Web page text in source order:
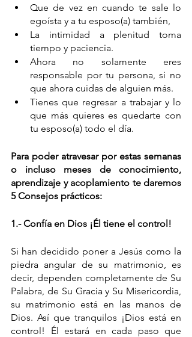
Que de vez en cuando te sale lo
egoísta y a tu esposo(a) también,
La intimidad a plenitud toma
tiempo y paciencia.
Ahora no solamente eres
responsable por tu persona, si no
que ahora cuidas de alguien más.
Tienes que regresar a trabajar y lo
que más quieres es quedarte con
tu esposo(a) todo el día.
Para poder atravesar por estas semanas
o incluso meses de conocimiento,
aprendizaje y acoplamiento te daremos
5 Consejos prácticos:
1.- Confía en Dios ¡Él tiene el control!
Si han decidido poner a Jesús como la
piedra angular de su matrimonio, es
decir, dependen completamente de Su
Palabra, de Su Gracia y Su Misericordia,
su matrimonio está en las manos de
Dios. Así que tranquilos ¡Dios está en
control! Él estará en cada paso que